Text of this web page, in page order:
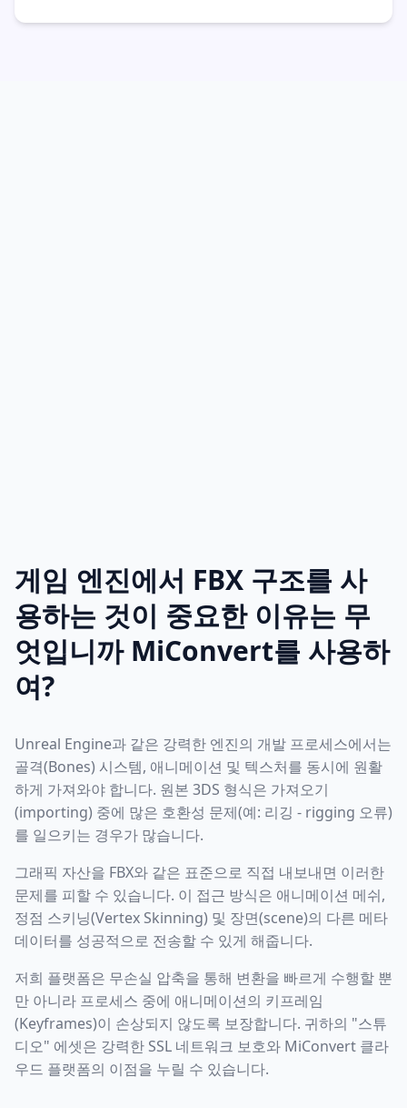
게임 엔진에서 FBX 구조를 사
용하는 것이 중요한 이유는 무
엇입니까 MiConvert를 사용하
여?
Unreal Engine과 같은 강력한 엔진의 개발 프로세스에서는
골격(Bones) 시스템, 애니메이션 및 텍스처를 동시에 원활
하게 가져와야 합니다. 원본 3DS 형식은 가져오기
(importing) 중에 많은 호환성 문제(예: 리깅 - rigging 오류)
를 일으키는 경우가 많습니다.
그래픽 자산을 FBX와 같은 표준으로 직접 내보내면 이러한
문제를 피할 수 있습니다. 이 접근 방식은 애니메이션 메쉬,
정점 스키닝(Vertex Skinning) 및 장면(scene)의 다른 메타
데이터를 성공적으로 전송할 수 있게 해줍니다.
저희 플랫폼은 무손실 압축을 통해 변환을 빠르게 수행할 뿐
만 아니라 프로세스 중에 애니메이션의 키프레임
(Keyframes)이 손상되지 않도록 보장합니다. 귀하의 "스튜
디오" 에셋은 강력한 SSL 네트워크 보호와 MiConvert 클라
우드 플랫폼의 이점을 누릴 수 있습니다.